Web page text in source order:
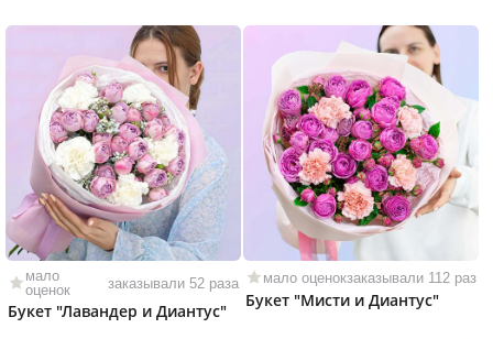
мало
оценок
заказывали 52 раза
Букет "Лавандер и Диантус"
мало оценокзаказывали 112 раз
Букет "Мисти и Диантус"